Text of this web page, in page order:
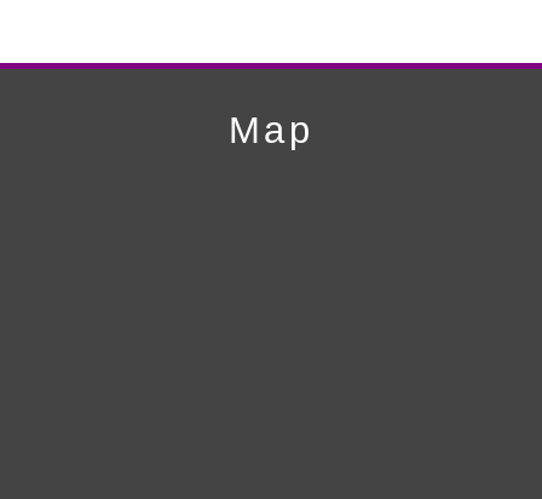
第12回人形供養祭平成22年3月9日
平成21年12月4日
Map